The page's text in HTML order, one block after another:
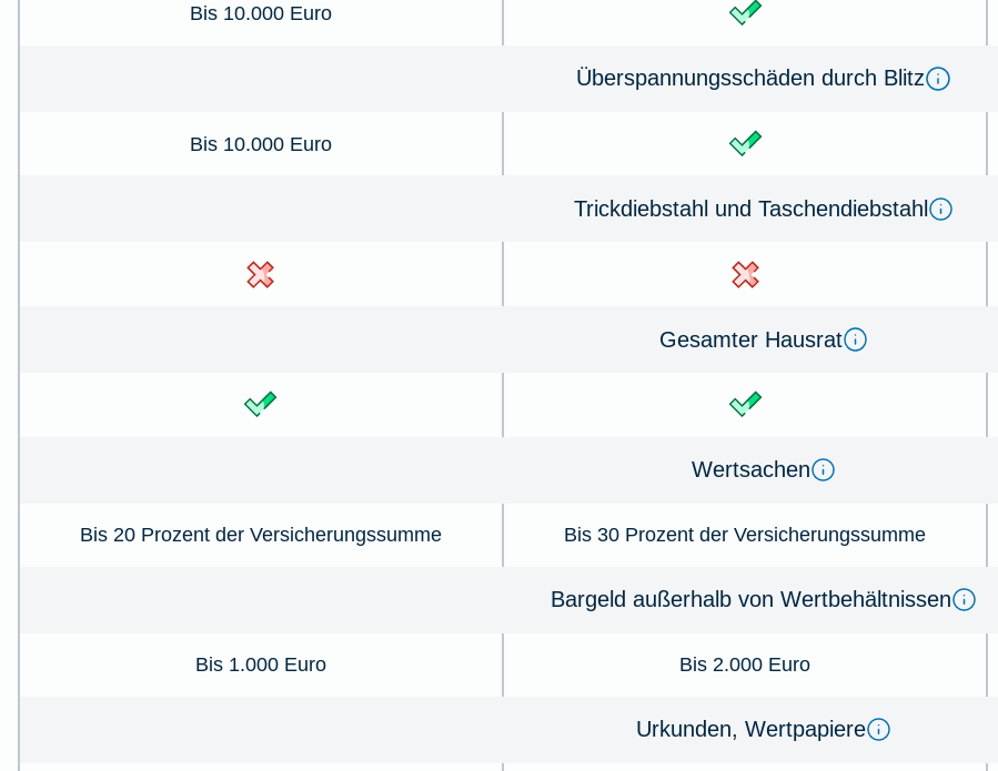
Bis 10.000 Euro
Überspannungsschäden durch Blitz
Bis 10.000 Euro
Trickdiebstahl und Taschendiebstahl
Gesamter Hausrat
Wertsachen
Bis 20 Prozent der Versicherungssumme Bis 30 Prozent der Versicherungssumme
Bargeld außerhalb von Wertbehältnissen
Bis 1.000 Euro Bis 2.000 Euro
Urkunden, Wertpapiere